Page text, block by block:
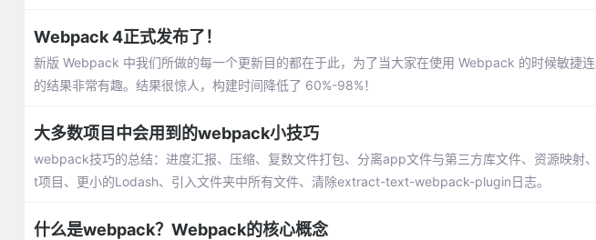
Webpack 4正式发布了！
新版 Webpack 中我们所做的每一个更新目的都在于此，为了当大家在使用 Webpack 的时候敏捷
的结果非常有趣。结果很惊人，构建时间降低了 60%-98%！
大多数项目中会用到的webpack小技巧
webpack技巧的总结：进度汇报、压缩、复数文件打包、分离app文件与第三方库文件、资源映射
t项目、更小的Lodash、引入文件夹中所有文件、清除extract-text-webpack-plugin日志。
什么是webpack？Webpack的核心概念